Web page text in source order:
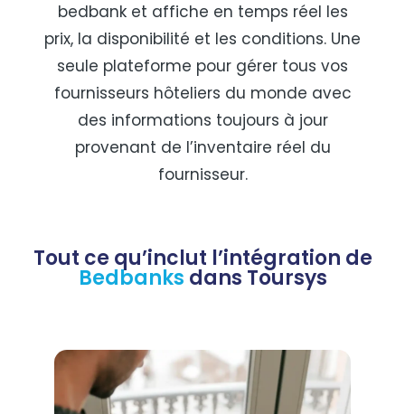
bedbank et affiche en temps réel les
prix, la disponibilité et les conditions. Une
seule plateforme pour gérer tous vos
fournisseurs hôteliers du monde avec
des informations toujours à jour
provenant de l’inventaire réel du
fournisseur.
Tout ce qu’inclut l’intégration de
Bedbanks dans Toursys